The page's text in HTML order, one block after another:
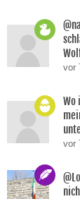
vor
Wo
vor